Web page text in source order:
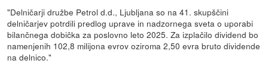
"Delničarji družbe Petrol d.d., Ljubljana so na 41. skupščini
delničarjev potrdili predlog uprave in nadzornega sveta o uporabi
bilančnega dobička za poslovno leto 2025. Za izplačilo dividend bo
namenjenih 102,8 milijona evrov oziroma 2,50 evra bruto dividende
na delnico."